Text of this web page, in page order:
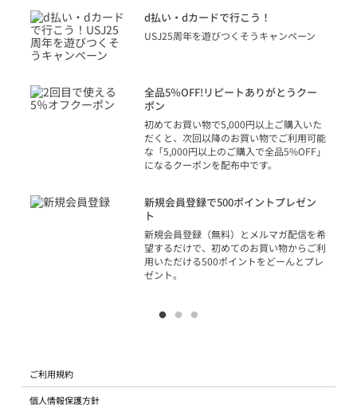
d払い・dカードで行こう！
USJ25周年を遊びつくそうキャンペーン
全品5％OFF!リピートありがとうクー
ポン
初めてお買い物で5,000円以上ご購入いた
だくと、次回以降のお買い物でご利用可能
な「5,000円以上のご購入で全品5%OFF」
になるクーポンを配布中です。
新規会員登録で500ポイントプレゼン
ト
新規会員登録（無料）とメルマガ配信を希
望するだけで、初めてのお買い物からご利
用いただける500ポイントをどーんとプレ
ゼント。
ご利用規約
個人情報保護方針